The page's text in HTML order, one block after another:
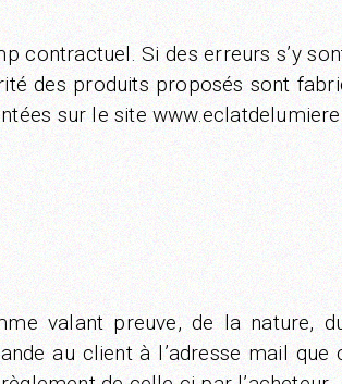
contractuel. Si des erreurs s’y
des produits proposés sont
sur le site
valant preuve, de la
au client à l’adresse mail